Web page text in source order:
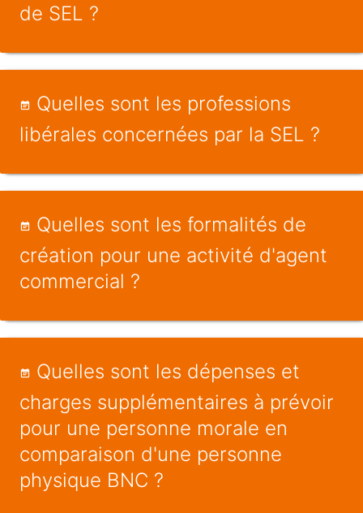
de SEL ?
Quelles sont les professions
libérales concernées par la SEL ?
Quelles sont les formalités de
création pour une activité d'agent
commercial ?
Quelles sont les dépenses et
charges supplémentaires à prévoir
pour une personne morale en
comparaison d'une personne
physique BNC ?